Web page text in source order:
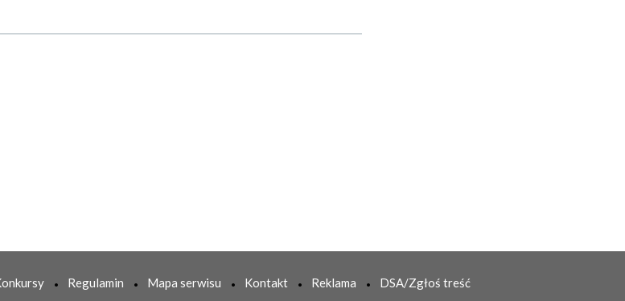
Regulamin Mapa serwisu Kontakt Reklama DSA/Zgłoś treść